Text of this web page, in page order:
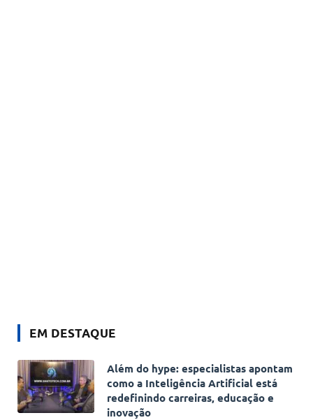
EM DESTAQUE
Além do hype: especialistas apontam
como a Inteligência Artificial está
redefinindo carreiras, educação e
inovação